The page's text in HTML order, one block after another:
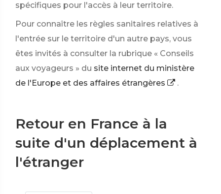
spécifiques pour l'accès à leur territoire.
Pour connaître les règles sanitaires relatives à
l'entrée sur le territoire d'un autre pays, vous
êtes invités à consulter la rubrique « Conseils
aux voyageurs » du site internet du ministère
de l'Europe et des affaires étrangères
.
Retour en France à la
suite d'un déplacement à
l'étranger